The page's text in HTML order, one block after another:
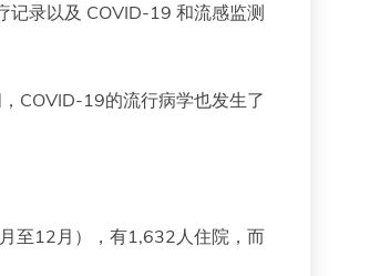
录以及 COVID-19 和流感监测
COVID-19的流行病学也发生了
至12月），有1,632人住院，而